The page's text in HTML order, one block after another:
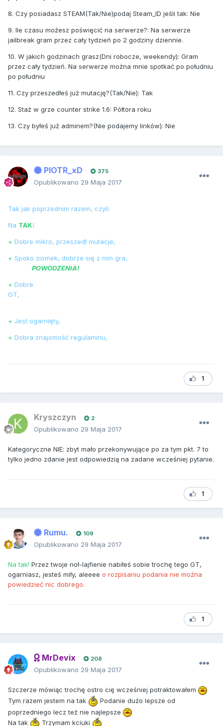
8. Czy posiadasz STEAM(Tak/Nie)podaj Steam_ID jeśli tak: Nie
9. Ile czasu możesz poświęcić na serwerze?: Na serwerze
jailbreak gram przez cały tydzień po 2 godziny dziennie.
10. W jakich godzinach grasz(Dni robocze, weekendy): Gram
przez cały tydzień. Na serwerze można mnie spotkać po południu
po południu
11. Czy przeszedłeś już mutację?(Tak/Nie): Tak
12. Staż w grze counter strike 1.6: Półtora roku
13. Czy byłeś już adminem?(Nie podajemy linków): Nie
PIOTR_xD 375
Opublikowano 29 Maja 2017
Tak jak poprzednim razem, czyli:
Na TAK:
+ Dobre mikro, przeszedł mutacje,
+ Spoko ziomek, dobrze się z nim gra,
POWODZENIA!
+ Dobre
GT,
+ Jest ogarnięty,
+ Dobra znajomość regulaminu,
1
Kryszczyn 2
Opublikowano 29 Maja 2017
Kategoryczne NIE: zbyt mało przekonywujące po za tym pkt. 7 to
tylko jedno zdanie jest odpowiedzią na zadane wcześniej pytanie.
1
Rumu. 109
Opublikowano 29 Maja 2017
Na tak! Przez twoje noł-lajfienie nabiłeś sobie trochę tego GT,
ogarniasz, jesteś miły, aleeee o rozpisaniu podania nie można
powiedzieć nic dobrego.
1
MrDevix 208
Opublikowano 29 Maja 2017
Szczerze mówiąc trochę ostro cię wcześniej potraktowałem
Tym razem jestem na tak
Podanie dużo lepsze od
poprzedniego lecz też nie najlepsze
Na tak
Trzymam kciuki